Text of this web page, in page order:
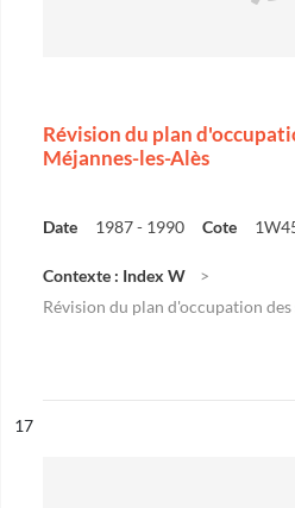
Révision du plan
Méjannes-les-Alès
Date 1987 - 1990 Cote
Contexte : Index W
Révision du plan d'occupation des
n°
17